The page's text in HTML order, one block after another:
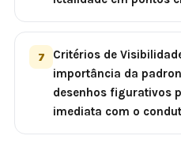
7
Critérios de
importância da
desenhos figurativos
imediata com o